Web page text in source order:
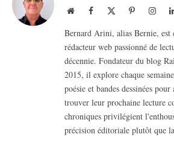
WebsiteFacebook Pinterest
Bernard Arini, alias Bernie,
rédacteur web passionné de
décennie. Fondateur du blog
2015, il explore chaque
poésie et bandes dessinées
trouver leur prochaine lecture
chroniques privilégient
précision éditoriale plutôt que